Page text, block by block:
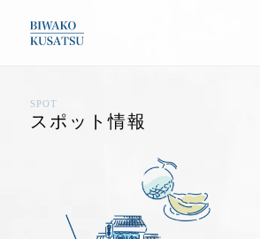
SPOT
スポット情報お気に入りスポッ
草津市早わかり